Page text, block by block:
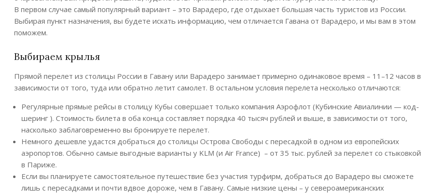
В первом случае самый популярный вариант – это Варадеро, где отдыхает большая часть туристов из России.
Выбирая пункт назначения, вы будете искать информацию, чем отличается Гавана от Варадеро, и мы вам в этом
поможем.
Выбираем крылья
Прямой перелет из столицы России в Гавану или Варадеро занимает примерно одинаковое время – 11–12 часов в
зависимости от того, туда или обратно летит самолет. В остальном условия перелета несколько отличаются:
Регулярные прямые рейсы в столицу Кубы совершает только компания Аэрофлот (Кубинские Авиалинии — код-
шеринг ). Стоимость билета в оба конца составляет порядка 40 тысяч рублей и выше, в зависимости от того,
насколько заблаговременно вы бронируете перелет.
Немного дешевле удастся добраться до столицы Острова Свободы с пересадкой в одном из европейских
аэропортов. Обычно самые выгодные варианты у KLM (и Air France) – от 35 тыс. рублей за перелет со стыковкой
в Париже.
Если вы планируете самостоятельное путешествие без участия турфирм, добраться до Варадеро вы сможете
лишь с пересадками и почти вдвое дороже, чем в Гавану. Самые низкие цены – у североамериканских